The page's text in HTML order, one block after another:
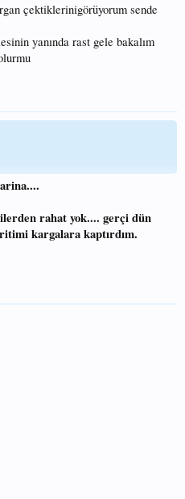
çektiklerinigörüyorum sende
yanında rast gele bakalım
rahat yok.... gerçi dün
kargalara kaptırdım.